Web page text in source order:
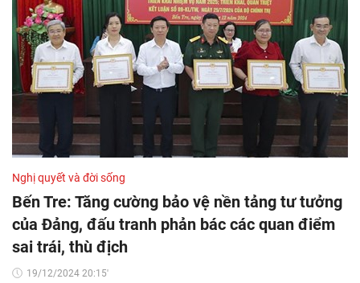
Nghị quyết và đời sống
Bến Tre: Tăng cường bảo vệ nền tảng tư tưởng
của Đảng, đấu tranh phản bác các quan điểm
sai trái, thù địch
19/12/2024 20:15'